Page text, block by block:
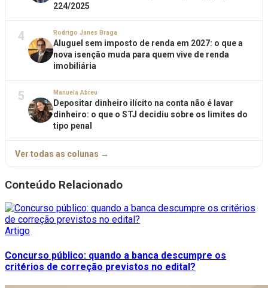
224/2025
4 Rodrigo Janes Braga
Aluguel sem imposto de renda em 2027: o que a
nova isenção muda para quem vive de renda
imobiliária
5 Manuela Abreu
Depositar dinheiro ilícito na conta não é lavar
dinheiro: o que o STJ decidiu sobre os limites do
tipo penal
Ver todas as colunas →
Conteúdo Relacionado
Artigo
Concurso público: quando a banca descumpre os
critérios de correção previstos no edital?